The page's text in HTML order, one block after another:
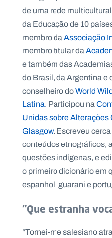
de uma rede
da Educação de 10
membro daAssociação
membro titular da
e também das
do Brasil, da Argentina e
conselheiro doWorld
Latina. Participou na
Unidas sobre
Glasgow. Escreveu
conteúdos etnográficos,
questões indígenas, e
o primeiro dicionário em
espanhol, guarani e
“Que estranha
“Tornei-me salesiano